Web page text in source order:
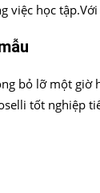
việc học
bỏ lỡ một
tốt nghiệp